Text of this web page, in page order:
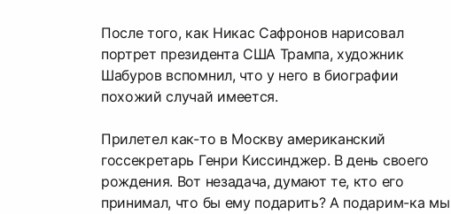
После того, как Никас Сафронов нарисовал
портрет президента США Трампа, художник
Шабуров вспомнил, что у него в биографии
похожий случай имеется.
Прилетел как-то в Москву американский
госсекретарь Генри Киссинджер. В день своего
рождения. Вот незадача, думают те, кто его
принимал, что бы ему подарить? А подарим-ка мы